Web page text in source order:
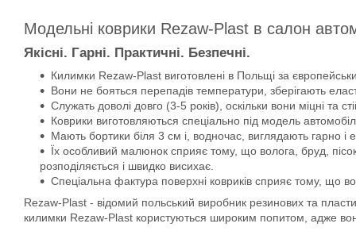
Модельні коврики Rezaw-Plast в салон
Якісні. Гарні. Практичні. Безпечні.
Килимки Rezaw-Plast виготовлені в Польщі за
Вони не бояться перепадів температури, зберігають
Служать доволі довго (3-5 років), оскільки вони міцні та
Коврики виготовляються спеціально під модель
Мають бортики біля 3 см і, водночас, виглядають гарно і
Їх особливий малюнок сприяє тому, що волога, бруд,
розподіляється і швидко висихає.
Спеціальна фактура поверхні ковриків сприяє тому, що
Rezaw-Plast - відомий польський виробник резинових та
килимки Rezaw-Plast користуються широким попитом, адже вони